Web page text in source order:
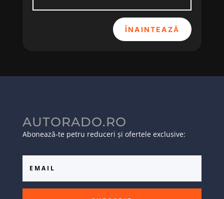
ÎNAINTEAZĂ
AUTORADO.RO
Abonează-te petru reduceri și ofertele exclusive: